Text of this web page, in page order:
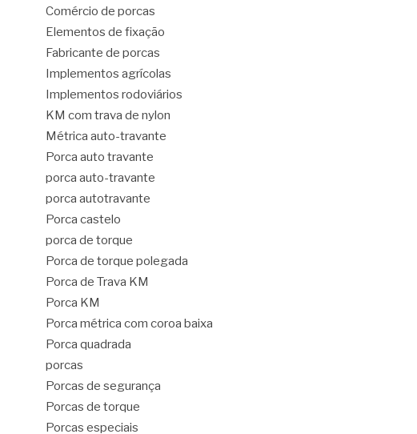
Comércio de porcas
Elementos de fixação
Fabricante de porcas
Implementos agrícolas
Implementos rodoviários
KM com trava de nylon
Métrica auto-travante
Porca auto travante
porca auto-travante
porca autotravante
Porca castelo
porca de torque
Porca de torque polegada
Porca de Trava KM
Porca KM
Porca métrica com coroa baixa
Porca quadrada
porcas
Porcas de segurança
Porcas de torque
Porcas especiais